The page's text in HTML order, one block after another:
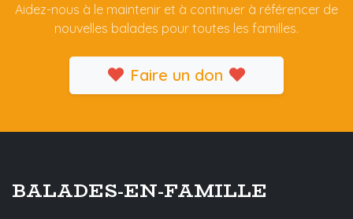
Aidez-nous à le maintenir et à continuer à référencer de
nouvelles balades pour toutes les familles.
Faire un don
BALADES-EN-FAMILLE